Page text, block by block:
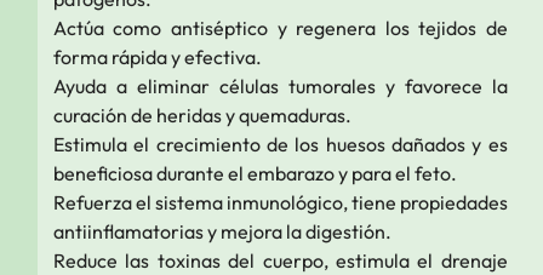
Actúa como antiséptico y regenera los tejidos de
forma rápida y efectiva.
Ayuda a eliminar células tumorales y favorece la
curación de heridas y quemaduras.
Estimula el crecimiento de los huesos dañados y es
beneficiosa durante el embarazo y para el feto.
Refuerza el sistema inmunológico, tiene propiedades
antiinflamatorias y mejora la digestión.
Reduce las toxinas del cuerpo, estimula el drenaje